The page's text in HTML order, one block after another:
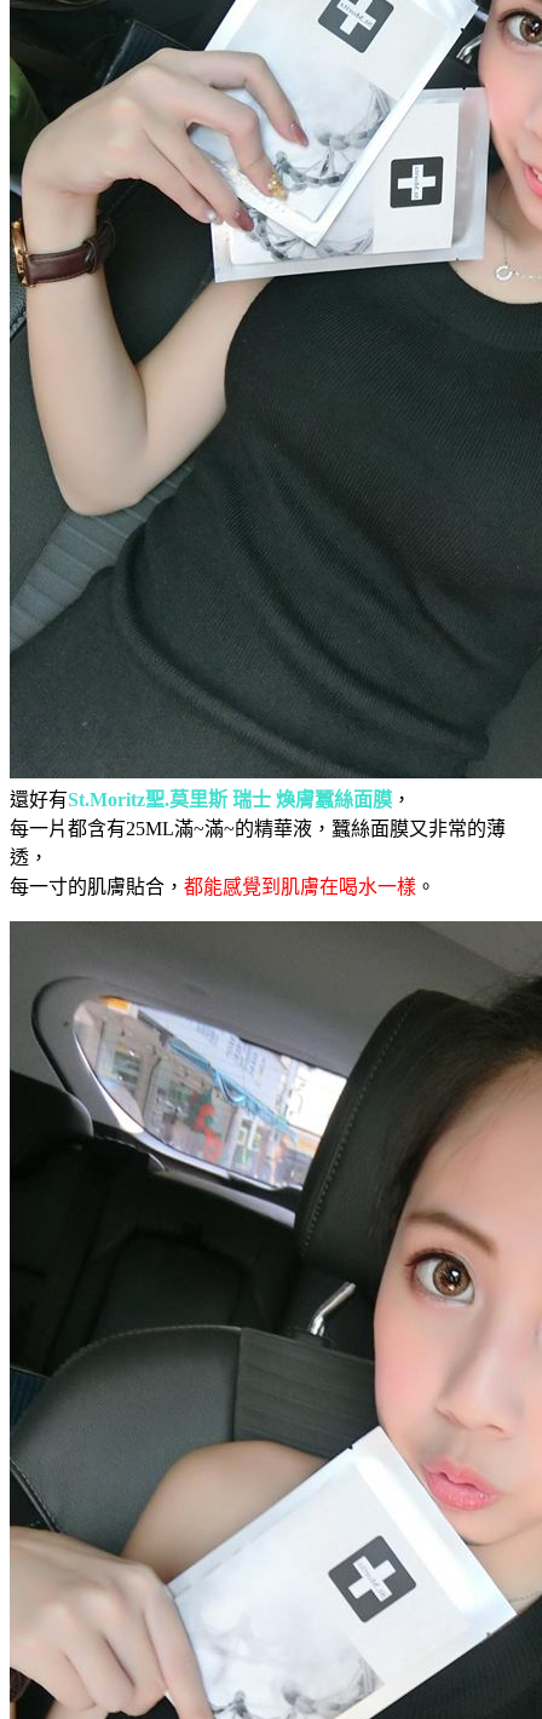
還好有St.Moritz聖.莫里斯 瑞士 煥膚蠶絲面膜 ，
每一片都含有25ML滿~滿~的精華液，蠶絲面膜又非常的薄
透，
每一寸的肌膚貼合， 都能感覺到肌膚在喝水一樣 。